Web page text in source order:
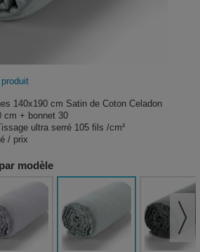
140x190 cm Satin de Coton Celadon
cm + bonnet 30
ultra serré 105 fils /cm²
/ prix
modèle